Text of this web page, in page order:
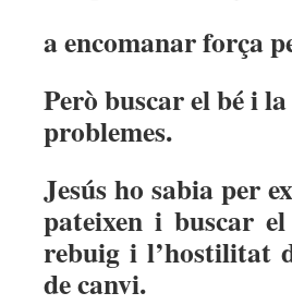
a encomanar força
Però buscar el bé i
problemes.
Jesús ho sabia per
pateixen i buscar
rebuig i l’hostilitat
de canvi.